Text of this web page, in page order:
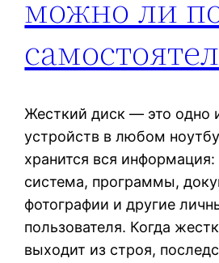
Жесткий диск — это одно
устройств в любом
хранится вся
система, программы,
фотографии и другие
пользователя. Когда
выходит из строя,